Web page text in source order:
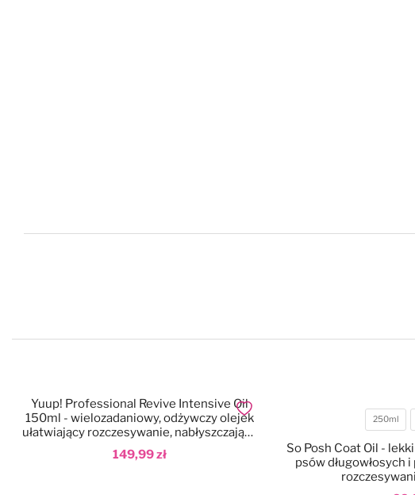
149,99 zł
Yuup! Professional Revive Intensive Oil
150ml - wielozadaniowy, odżywczy olejek
ułatwiający rozczesywanie, nabłyszczający
i nawilżający sierść
Dodaj do ulubionych
Pojemność
250ml
So Posh Coat Oil -
psów długowłosych